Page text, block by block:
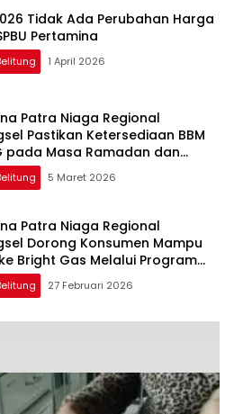
Tidak Ada Perubahan Harga
Pertamina
1 April 2026
Patra Niaga Regional
Pastikan Ketersediaan BBM
pada Masa Ramadan dan
Idulfitri5 Maret 2026
Patra Niaga Regional
Dorong Konsumen Mampu
Bright Gas Melalui Program
di Belitung Timur
27 Februari 2026